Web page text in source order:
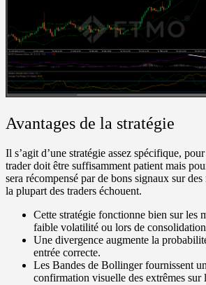
Avantages de la stratégie
Il s’agit d’une stratégie assez spécifique,
trader doit être suffisamment patient mais
sera récompensé par de bons signaux sur des
la plupart des traders échouent.
Cette stratégie fonctionne bien sur les
faible volatilité ou lors de
Une divergence augmente la
entrée correcte.
Les Bandes de Bollinger fournissent
confirmation visuelle des extrêmes sur